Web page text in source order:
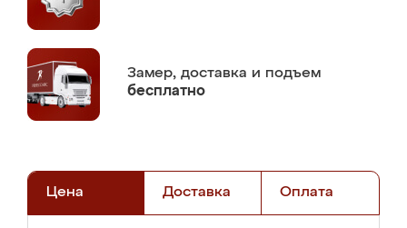
Замер, доставка и подъем
бесплатно
Цена Доставка Оплата